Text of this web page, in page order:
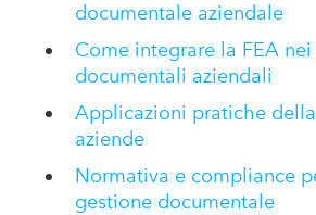
documentale aziendale
Come integrare la FEA nei
documentali aziendali
Applicazioni pratiche
aziende
Normativa e compliance
gestione documentale